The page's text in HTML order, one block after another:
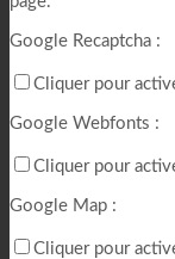
Google Recaptcha :
Cliquer pour
Google Webfonts :
Cliquer pour
Google Map :
Cliquer pour